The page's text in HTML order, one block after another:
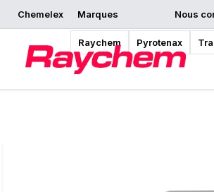
Chemelex Marques
Raychem Pyrotenax
Nous
Demander un devis
Où acheter
Vue d'ensemble